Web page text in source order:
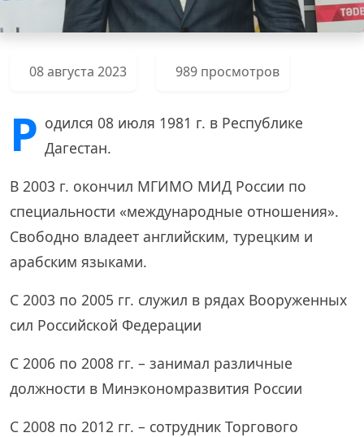
08 августа 2023 989 просмотров
Р одился 08 июля 1981 г. в Республике
Дагестан.
В 2003 г. окончил МГИМО МИД России по
специальности «международные отношения».
Свободно владеет английским, турецким и
арабским языками.
С 2003 по 2005 гг. служил в рядах Вооруженных
сил Российской Федерации
С 2006 по 2008 гг. – занимал различные
должности в Минэкономразвития России
С 2008 по 2012 гг. – сотрудник Торгового